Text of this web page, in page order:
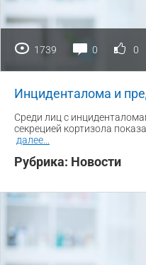
1739 0 0
Инциденталома и
Среди лиц с
секрецией кортизола
далее
Рубрика: Новости